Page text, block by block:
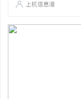
上杭信息港